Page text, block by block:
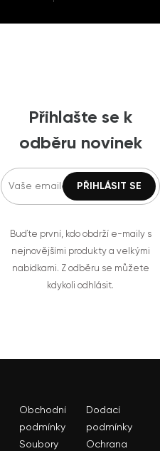
Přihlašte se k
odběru novinek
Buďte první, kdo obdrží e-maily s
nejnovějšími produkty a velkými
nabídkami. Z odběru se můžete
kdykoli odhlásit.
Obchodní
podmínky
Dodací
podmínky
Soubory
Ochrana